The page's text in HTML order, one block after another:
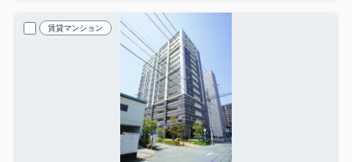
賃貸マンション